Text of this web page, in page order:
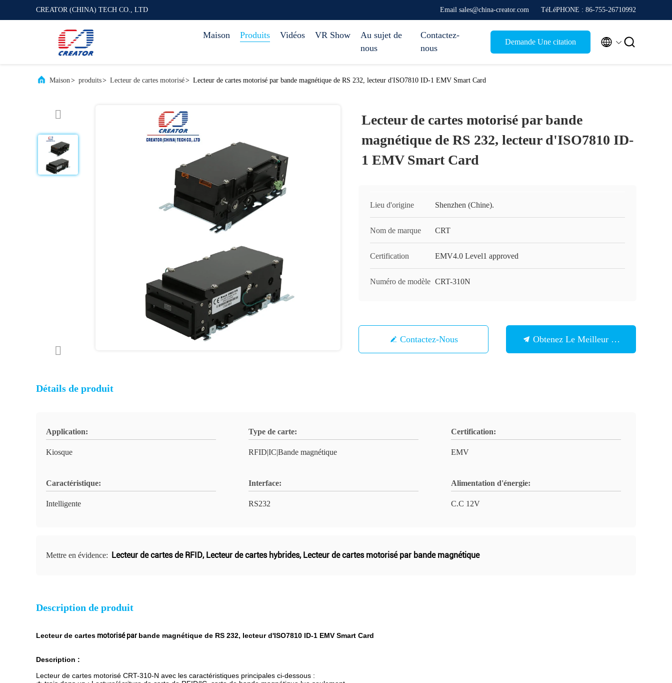
CREATOR (CHINA) TECH CO., LTD Email sales@china-creator.com TéLéPHONE : 86-755-26710992
Maison Produits Vidéos VR Show
Au sujet de
nous
Contactez-
nous
Demande Une citation  
Maison> produits> Lecteur de cartes motorisé> Lecteur de cartes motorisé par bande magnétique de RS 232, lecteur d'ISO7810 ID-1 EMV Smart Card
Lecteur de cartes motorisé par bande
magnétique de RS 232, lecteur d'ISO7810 ID-
1 EMV Smart Card
Lieu d'origine Shenzhen (Chine).
Nom de marque CRT
Certification EMV4.0 Level1 approved
Numéro de modèle CRT-310N
Contactez-Nous Obtenez Le Meilleur Prix
Détails de produit
Application:
Kiosque
Type de carte:
RFID|IC|Bande magnétique
Certification:
EMV
Caractéristique:
Intelligente
Interface:
RS232
Alimentation d'énergie:
C.C 12V
Mettre en évidence: Lecteur de cartes de RFID, Lecteur de cartes hybrides, Lecteur de cartes motorisé par bande magnétique
Description de produit
Lecteur de cartes motorisé parbande magnétique de RS 232, lecteur d'ISO7810 ID-1 EMV Smart Card
Description :
Lecteur de cartes motorisé CRT-310-N avec les caractéristiques principales ci-dessous :